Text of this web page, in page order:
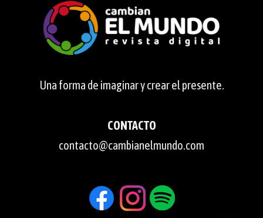
Una forma de imaginar y crear el presente.
CONTACTO
contacto@cambianelmundo.com